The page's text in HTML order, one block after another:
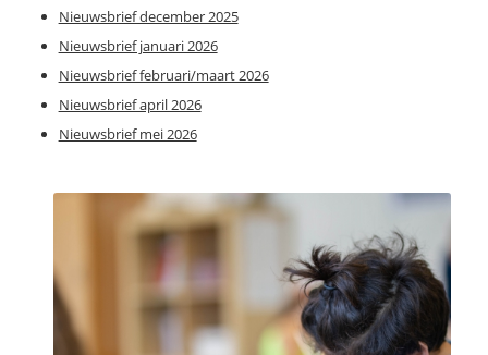
Nieuwsbrief december 2025
Nieuwsbrief januari 2026
Nieuwsbrief februari/maart 2026
Nieuwsbrief april 2026
Nieuwsbrief mei 2026